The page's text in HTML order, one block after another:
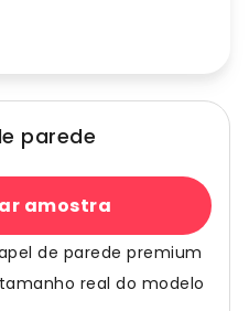
parede
amostra
de parede premium
real do modelo